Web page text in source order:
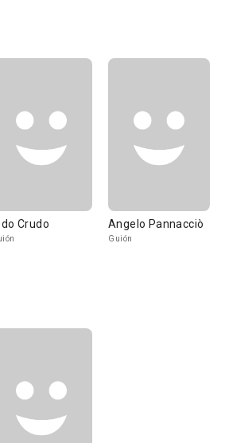
Crudo Angelo Pannacciò
Guión